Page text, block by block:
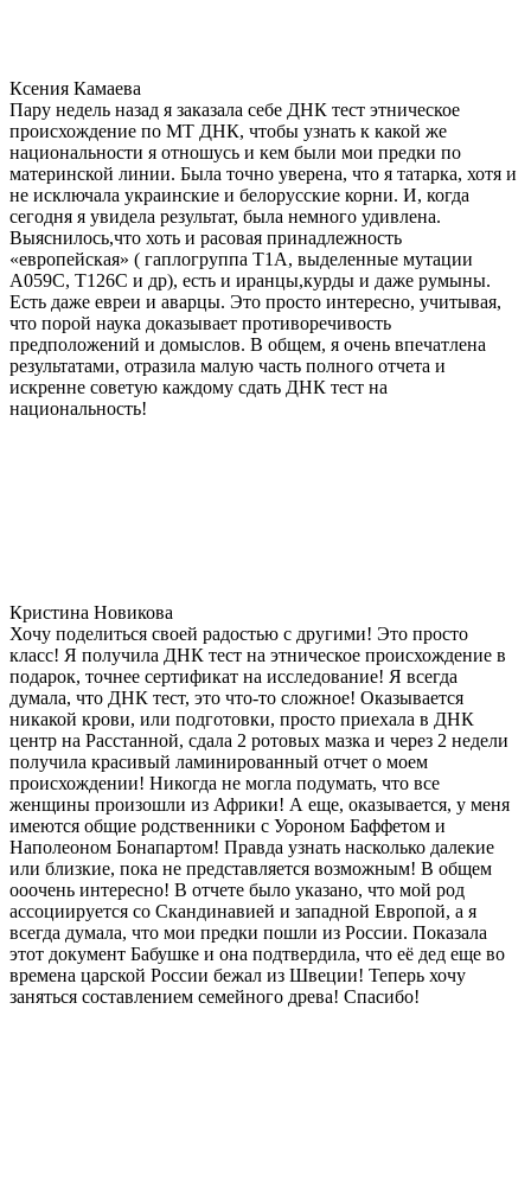
Ксения Камаева
Пару недель назад я заказала себе ДНК тест этническое
происхождение по МТ ДНК, чтобы узнать к какой же
национальности я отношусь и кем были мои предки по
материнской линии. Была точно уверена, что я татарка, хотя и
не исключала украинские и белорусские корни. И, когда
сегодня я увидела результат, была немного удивлена.
Выяснилось,что хоть и расовая принадлежность
«европейская» ( гаплогруппа T1A, выделенные мутации
A059C, T126C и др), есть и иранцы,курды и даже румыны.
Есть даже евреи и аварцы. Это просто интересно, учитывая,
что порой наука доказывает противоречивость
предположений и домыслов. В общем, я очень впечатлена
результатами, отразила малую часть полного отчета и
искренне советую каждому сдать ДНК тест на
национальность!
Кристина Новикова
Хочу поделиться своей радостью с другими! Это просто
класс! Я получила ДНК тест на этническое происхождение в
подарок, точнее сертификат на исследование! Я всегда
думала, что ДНК тест, это что-то сложное! Оказывается
никакой крови, или подготовки, просто приехала в ДНК
центр на Расстанной, сдала 2 ротовых мазка и через 2 недели
получила красивый ламинированный отчет о моем
происхождении! Никогда не могла подумать, что все
женщины произошли из Африки! А еще, оказывается, у меня
имеются общие родственники с Уороном Баффетом и
Наполеоном Бонапартом! Правда узнать насколько далекие
или близкие, пока не представляется возможным! В общем
ооочень интересно! В отчете было указано, что мой род
ассоциируется со Скандинавией и западной Европой, а я
всегда думала, что мои предки пошли из России. Показала
этот документ Бабушке и она подтвердила, что её дед еще во
времена царской России бежал из Швеции! Теперь хочу
заняться составлением семейного древа! Спасибо!